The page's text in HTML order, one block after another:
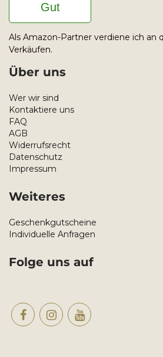
Gut
Als Amazon-Partner verdiene ich an
Verkäufen.
Über uns
Wer wir sind
Kontaktiere uns
FAQ
AGB
Widerrufsrecht
Datenschutz
Impressum
Weiteres
Geschenkgutscheine
Individuelle Anfragen
Folge uns auf